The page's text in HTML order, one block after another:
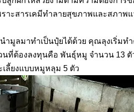
าะสารเคมีทำลายสุขภาพและสภาพ
ำมูลมาทำเป็นปุ๋ยได้ด้วย คุณลุงเริ่มท
ที่ต้องลงทุนคือ พันธุ์หมู จำนวน 13 ตั
เลี้ยงแบบหมูหลุม 5 ตัว